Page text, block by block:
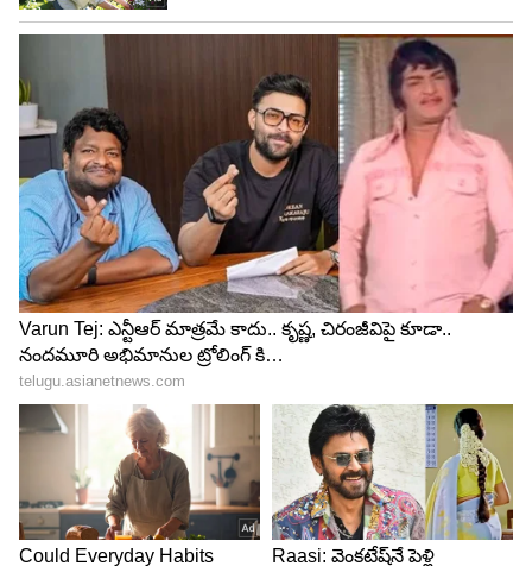
రావు దగ్గరే ఉంటూ అన్ని కార్యక్రమాలు
చూసుకుంటున్నారు.